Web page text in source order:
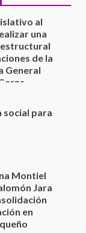
para
Jara
en
refuerza
en San